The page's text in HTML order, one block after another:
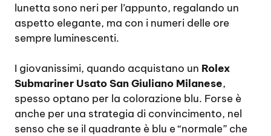
lunetta sono neri per l’appunto, regalando un
aspetto elegante, ma con i numeri delle ore
sempre luminescenti.
I giovanissimi, quando acquistano un Rolex
Submariner Usato San Giuliano Milanese,
spesso optano per la colorazione blu. Forse è
anche per una strategia di convincimento, nel
senso che se il quadrante è blu e “normale” che